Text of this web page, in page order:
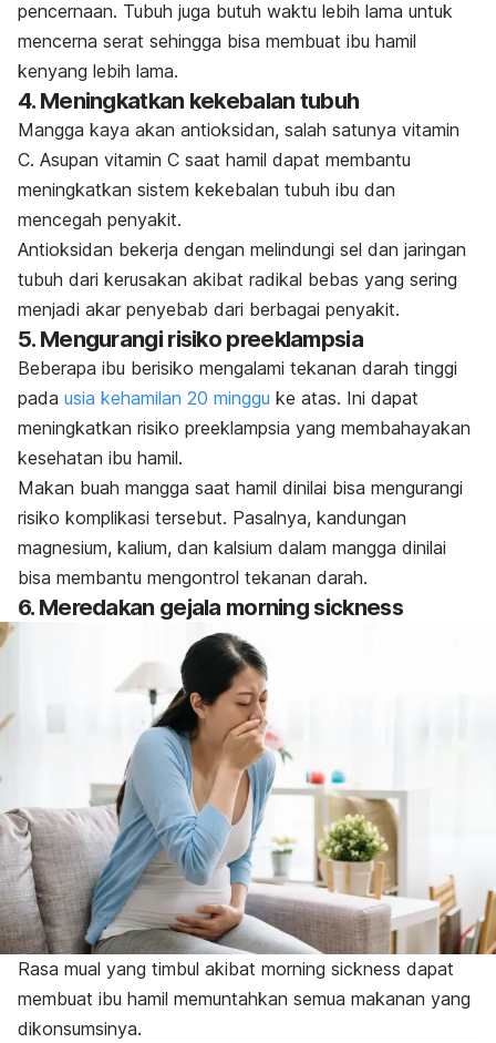
pencernaan. Tubuh juga butuh waktu lebih lama untuk
mencerna serat sehingga bisa membuat ibu hamil
kenyang lebih lama.
4. Meningkatkan kekebalan tubuh
Mangga kaya akan antioksidan, salah satunya vitamin
C. Asupan vitamin C saat hamil dapat membantu
meningkatkan sistem kekebalan tubuh ibu dan
mencegah penyakit.
Antioksidan bekerja dengan melindungi sel dan jaringan
tubuh dari kerusakan akibat radikal bebas yang sering
menjadi akar penyebab dari berbagai penyakit.
5. Mengurangi risiko preeklampsia
Beberapa ibu berisiko mengalami tekanan darah tinggi
pada usia kehamilan 20 minggu ke atas. Ini dapat
meningkatkan risiko preeklampsia yang membahayakan
kesehatan ibu hamil.
Makan buah mangga saat hamil dinilai bisa mengurangi
risiko komplikasi tersebut. Pasalnya, kandungan
magnesium, kalium, dan kalsium dalam mangga dinilai
bisa membantu mengontrol tekanan darah.
6. Meredakan gejala morning sickness
Rasa mual yang timbul akibat morning sickness dapat
membuat ibu hamil memuntahkan semua makanan yang
dikonsumsinya.